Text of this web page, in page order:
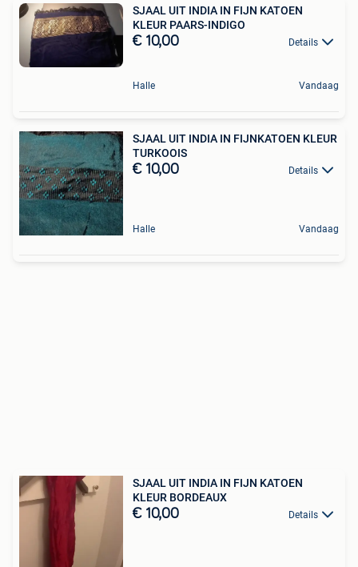
SJAAL UIT INDIA IN FIJN KATOEN
KLEUR PAARS-INDIGO
€ 10,00 Details
Halle Vandaag
SJAAL UIT INDIA IN FIJNKATOEN KLEUR
TURKOOIS
€ 10,00 Details
Halle Vandaag
SJAAL UIT INDIA IN FIJN KATOEN
KLEUR BORDEAUX
€ 10,00 Details